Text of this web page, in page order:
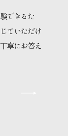
できるた
ていただけ
寧にお答え